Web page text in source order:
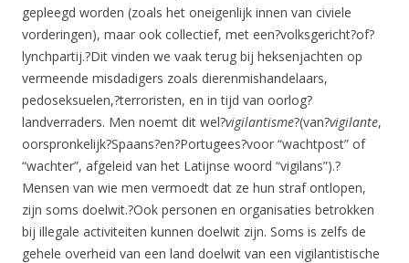
gepleegd worden (zoals het oneigenlijk innen van civiele
vorderingen), maar ook collectief, met een?volksgericht?of?
lynchpartij.?Dit vinden we vaak terug bij heksenjachten op
vermeende misdadigers zoals dierenmishandelaars,
pedoseksuelen,?terroristen, en in tijd van oorlog?
landverraders. Men noemt dit wel?vigilantisme?(van?vigilante,
oorspronkelijk?Spaans?en?Portugees?voor “wachtpost” of
“wachter”, afgeleid van het Latijnse woord “vigilans”).?
Mensen van wie men vermoedt dat ze hun straf ontlopen,
zijn soms doelwit.?Ook personen en organisaties betrokken
bij illegale activiteiten kunnen doelwit zijn. Soms is zelfs de
gehele overheid van een land doelwit van een vigilantistische